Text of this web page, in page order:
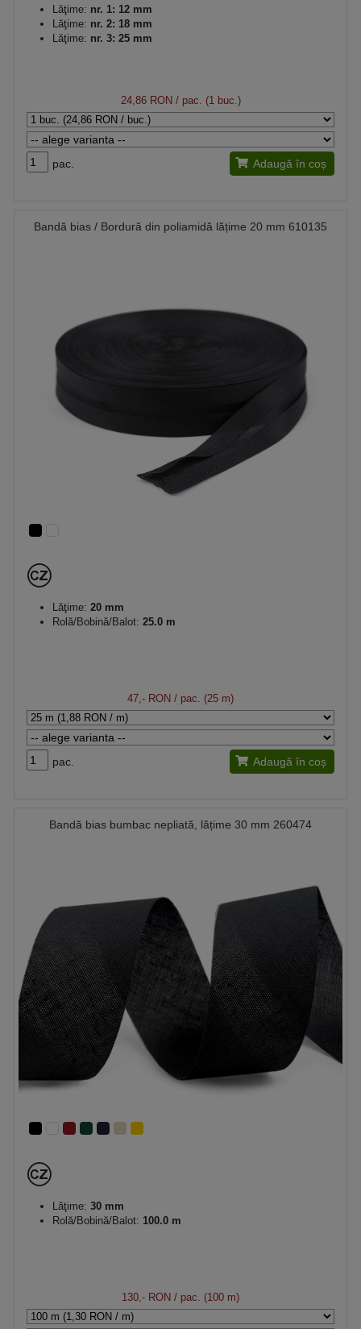
Lăţime: nr. 1: 12 mm
Lăţime: nr. 2: 18 mm
Lăţime: nr. 3: 25 mm
24,86 RON/ pac. (1 buc.)
pac. Adaugă în coș
Bandă bias / Bordură din poliamidă lățime 20 mm 610135
Lăţime: 20 mm
Rolă/Bobină/Balot: 25.0 m
47,- RON / pac. (25 m)
pac. Adaugă în coș
Bandă bias bumbac nepliată, lățime 30 mm 260474
Lăţime: 30 mm
Rolă/Bobină/Balot: 100.0 m
130,- RON / pac. (100 m)